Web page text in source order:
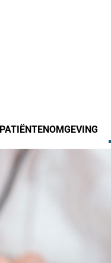
PATIËNTENOMGEVING